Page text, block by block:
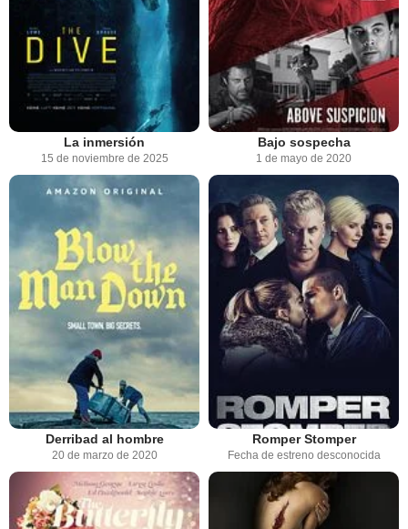
La inmersión
15 de noviembre de 2025
Bajo sospecha
1 de mayo de 2020
Derribad al hombre
20 de marzo de 2020
Romper Stomper
Fecha de estreno desconocida